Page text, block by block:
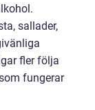
sallader,
fler följa
fungerar